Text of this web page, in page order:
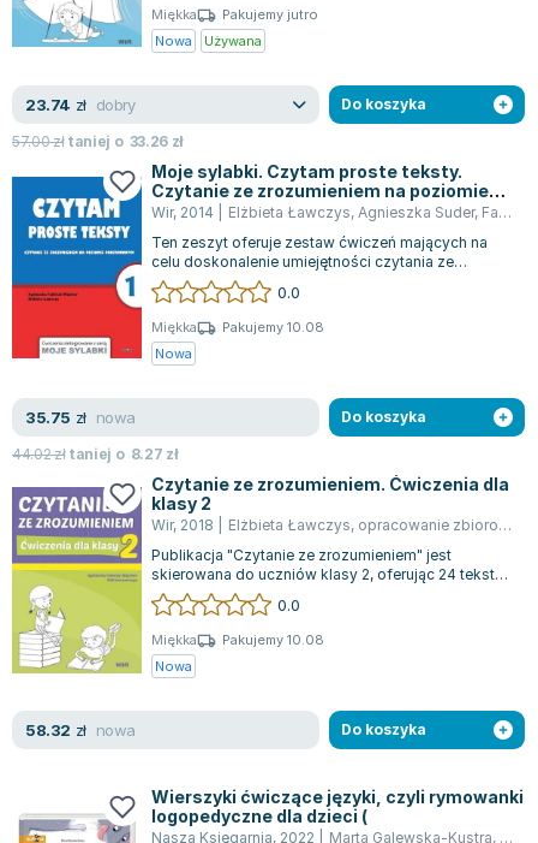
Miękka
Pakujemy jutro
Nowa
Używana
23.74 zł dobry
57.00złtaniej o 33.26 zł
Do koszyka
Moje sylabki. Czytam proste teksty.
Czytanie ze zrozumieniem na poziomie
podstawowym. Część 1
Wir, 2014 Elżbieta Ławczys, Agnieszka Suder, Fabisiak-Majcher Agnieszka
Ten zeszyt oferuje zestaw ćwiczeń mających na
celu doskonalenie umiejętności czytania ze
zrozumieniem na poziomie podstawowym. Mat...
0.0
Miękka
Pakujemy 10.08
Nowa
35.75 zł nowa
44.02złtaniej o 8.27 zł
Do koszyka
Czytanie ze zrozumieniem. Ćwiczenia dla
klasy 2
Wir, 2018 Elżbieta Ławczys, opracowanie zbiorowe
Publikacja "Czytanie ze zrozumieniem" jest
skierowana do uczniów klasy 2, oferując 24 teksty
z zadaniami, które wspierają ich umie...
0.0
Miękka
Pakujemy 10.08
Nowa
58.32 zł nowa Do koszyka
Wierszyki ćwiczące języki, czyli rymowanki
logopedyczne dla dzieci (
Nasza Księgarnia, 2022 Marta Galewska-Kustra,